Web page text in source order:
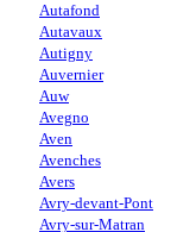
Autafond
Autavaux
Autigny
Auvernier
Auw
Avegno
Aven
Avenches
Avers
Avry-devant-Pont
Avry-sur-Matran